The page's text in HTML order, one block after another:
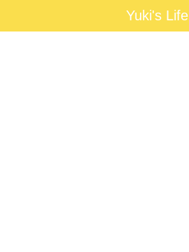
Yuki's LifeYuki's Life